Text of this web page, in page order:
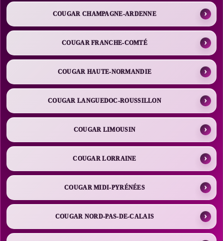
COUGAR CHAMPAGNE-ARDENNE
COUGAR FRANCHE-COMTÉ
COUGAR HAUTE-NORMANDIE
COUGAR LANGUEDOC-ROUSSILLON
COUGAR LIMOUSIN
COUGAR LORRAINE
COUGAR MIDI-PYRÉNÉES
COUGAR NORD-PAS-DE-CALAIS